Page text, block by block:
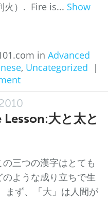
火）. Fire is... Show
in Advanced
, Uncategorized
|
大と太と
の三つの漢字はとても
ような成り立ちで生
まず、「大」は人間が